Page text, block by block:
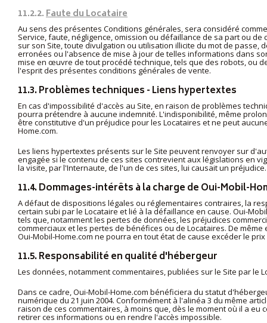
11.2.2.Faute du Locataire
Au sens des présentes Conditions générales, sera considéré
Service, faute, négligence, omission ou défaillance de sa part ou
sur son Site, toute divulgation ou utilisation illicite du mot de
erronées ou l'absence de mise à jour de telles informations dans
mise en œuvre de tout procédé technique, tels que des robots, ou
l'esprit des présentes conditions générales de vente.
11.3. Problèmes techniques - Liens hypertextes
En cas d'impossibilité d'accès au Site, en raison de problèmes
pourra prétendre à aucune indemnité. L'indisponibilité, même
être constitutive d'un préjudice pour les Locataires et ne peut
Home.com.
Les liens hypertextes présents sur le Site peuvent renvoyer sur
engagée si le contenu de ces sites contrevient aux législations en
la visite, par l'Internaute, de l'un de ces sites, lui causait un préjudice.
11.4. Dommages-intérêts à la charge de Oui-Mobil-
A défaut de dispositions légales ou réglementaires contraires, la
certain subi par le Locataire et lié à la défaillance en cause. Oui-
tels que, notamment les pertes de données, les préjudices
commerciaux et les pertes de bénéfices ou de Locataires. De
Oui-Mobil-Home.com ne pourra en tout état de cause excéder le
11.5. Responsabilité en qualité d'hébergeur
Les données, notamment commentaires, publiées sur le Site par le
Dans ce cadre, Oui-Mobil-Home.com bénéficiera du statut
numérique du 21 juin 2004. Conformément à l'alinéa 3 du même
raison de ces commentaires, à moins que, dès le moment où il a
retirer ces informations ou en rendre l'accès impossible.